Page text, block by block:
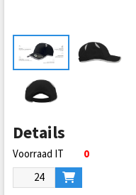
Details
0